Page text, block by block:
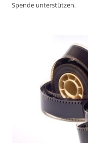
Spende unterstützen.